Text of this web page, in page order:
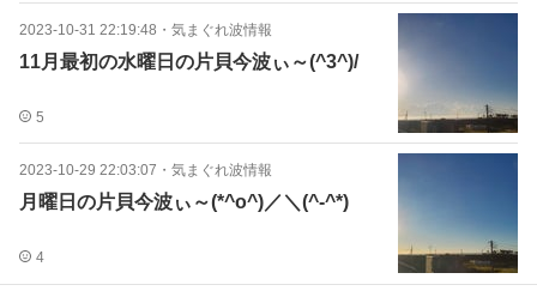
2023-10-31 22:19:48 ・ 気まぐれ波情報
11月最初の水曜日の片貝今波ぃ～(^3^)/
5
2023-10-29 22:03:07 ・ 気まぐれ波情報
月曜日の片貝今波ぃ～(*^o^)／＼(^-^*)
4